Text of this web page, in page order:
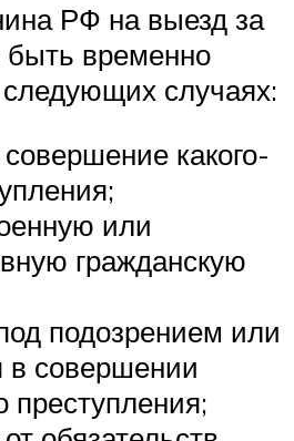
РФ на выезд за
быть временно
случаях:
какого-
или
гражданскую
подозрением или
в совершении
преступления;